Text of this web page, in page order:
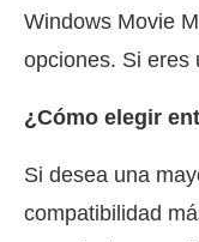
Windows Movie
opciones. Si eres
¿Cómo elegir
Si desea una
compatibilidad